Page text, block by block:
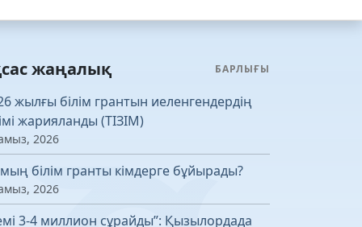
жаңалық БАРЛЫҒЫ
жылғы білім грантын иеленгендердің
жарияланды (ТІЗІМ)
2026
білім гранты кімдерге бұйырады?
2026
3-4 миллион сұрайды”: Қызылордада